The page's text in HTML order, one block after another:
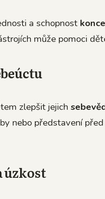
a schopnost
může pomoci
zlepšit jejich
nebo představení
úzkost